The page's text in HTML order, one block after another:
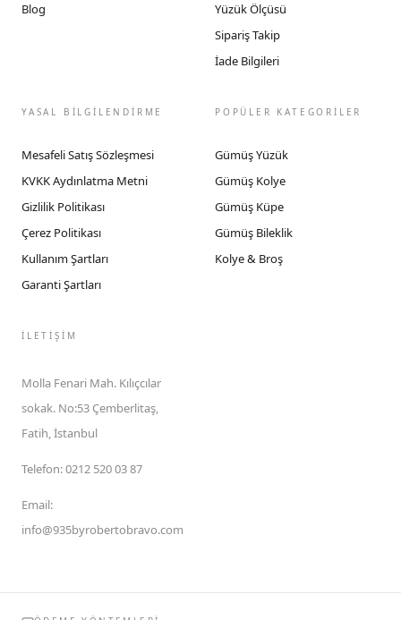
Blog
Yüzük Ölçüsü
Sipariş Takip
İade Bilgileri
YASAL BİLGİLENDİRME
Mesafeli Satış Sözleşmesi
KVKK Aydınlatma Metni
Gizlilik Politikası
Çerez Politikası
Kullanım Şartları
Garanti Şartları
POPÜLER KATEGORİLER
Gümüş Yüzük
Gümüş Kolye
Gümüş Küpe
Gümüş Bileklik
Kolye & Broş
İLETIŞIM
Molla Fenari Mah. Kılıçcılar
sokak. No:53 Çemberlitaş,
Fatih, İstanbul
Telefon:0212 520 03 87
Email:
info@935byrobertobravo.com